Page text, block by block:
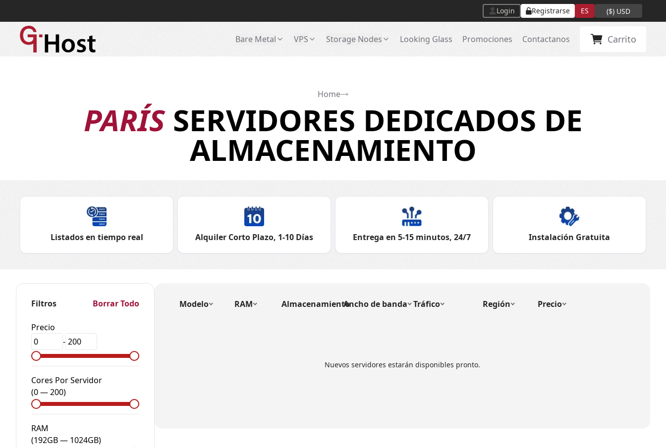
Login Registrarse ES ($) USD
Bare Metal VPS Storage Nodes Looking Glass Promociones Contactanos Carrito
Home
PARÍSSERVIDORES DEDICADOS DE
ALMACENAMIENTO
Listados en tiempo real Alquiler Corto Plazo, 1-10 Días Entrega en 5-15 minutos, 24/7 Instalación Gratuita
Filtros Borrar Todo
Precio
-
Cores Por Servidor
(0—200)
RAM
(192GB— 1024GB)
Modelo RAM AlmacenamientoAncho de banda Tráfico Región Precio
Nuevos servidores estarán disponibles pronto.